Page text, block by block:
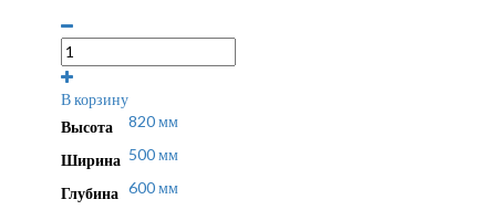
В корзину
Высота
820 мм
Ширина 500 мм
Глубина 600 мм